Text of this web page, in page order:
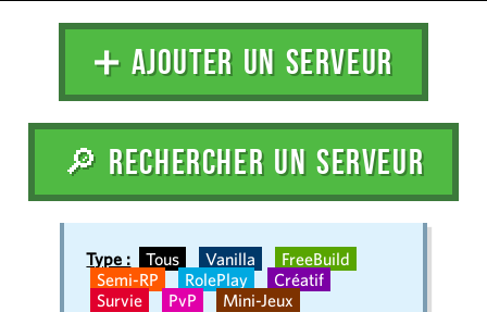
➕ AJOUTER UN SERVEUR
🔎 RECHERCHER UN SERVEUR
Type : Tous Vanilla
FreeBuild
Semi-RP
RolePlay
Créatif
Survie
PvP Mini-Jeux